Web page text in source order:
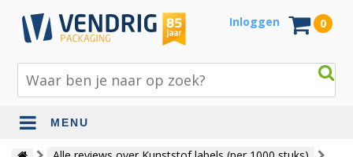
Inloggen 0
MENU
Beschermingsmateriaal